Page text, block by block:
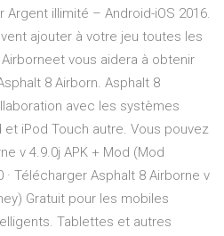
illimité – Android-iOS 2016.
ajouter à votre jeu toutes les
vous aidera à obtenir
8 Airborn. Asphalt 8
avec les systèmes
et iPod Touch autre. Vous pouvez
v 4.9.0j APK + Mod (Mod
· Télécharger Asphalt 8 Airborne v
Gratuit pour les mobiles
Tablettes et autres